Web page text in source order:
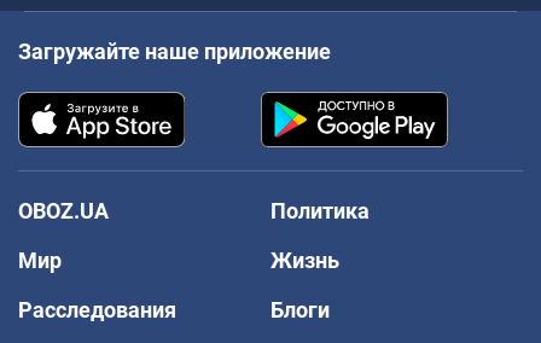
Загружайте наше приложение
OBOZ.UA
Политика
Мир
Жизнь
Расследования
Блоги